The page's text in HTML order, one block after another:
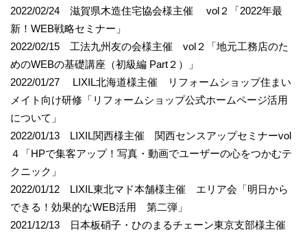
2022/02/24 滋賀県木造住宅協会様主催 vol２「2022年最
新！WEB戦略セミナー」
2022/02/15 工法九州友の会様主催 vol２「地元工務店のた
めのWEBの基礎講座（初級編 Part２）」
2022/01/27 LIXIL北海道様主催 リフォームショップ住まい
メイト向け研修「リフォームショップ公式ホームページ活用
について」
2022/01/13 LIXIL関西様主催 関西センスアップセミナーvol
４「HPで集客アップ！写真・動画でユーザーの心をつかむテ
クニック」
2022/01/12 LIXIL東北マド本舗様主催 エリア会「明日から
できる！効果的なWEB活用 第二弾」
2021/12/13 日本板硝子・ひのまるチェーン東京支部様主催